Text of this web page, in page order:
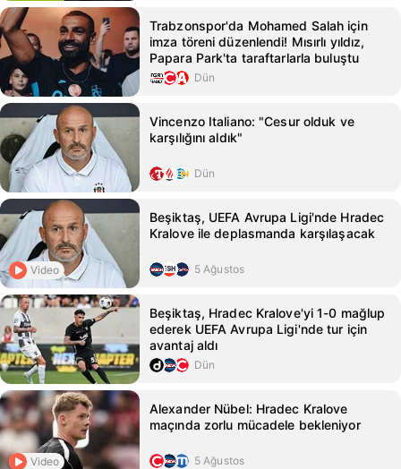
Trabzonspor'da Mohamed Salah için
imza töreni düzenlendi! Mısırlı yıldız,
Papara Park'ta taraftarlarla buluştu
Dün
Vincenzo Italiano: "Cesur olduk ve
karşılığını aldık"
Dün
Video
Beşiktaş, UEFA Avrupa Ligi'nde Hradec
Kralove ile deplasmanda karşılaşacak
5 Ağustos
Beşiktaş, Hradec Kralove'yi 1-0 mağlup
ederek UEFA Avrupa Ligi'nde tur için
avantaj aldı
Dün
Video
Alexander Nübel: Hradec Kralove
maçında zorlu mücadele bekleniyor
5 Ağustos